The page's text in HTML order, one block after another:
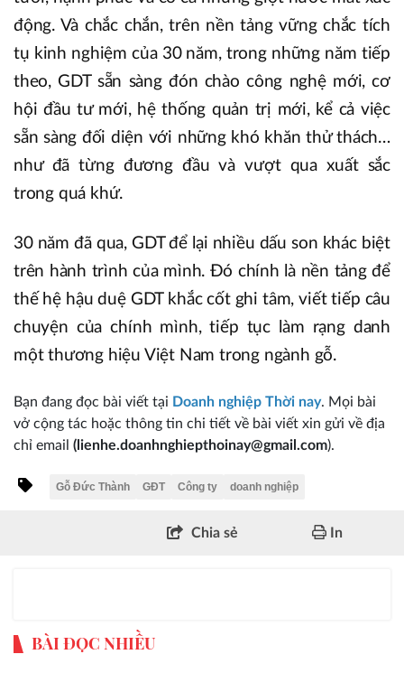
động. Và chắc chắn, trên nền tảng vững chắc tích
tụ kinh nghiệm của 30 năm, trong những năm tiếp
theo, GDT sẵn sàng đón chào công nghệ mới, cơ
hội đầu tư mới, hệ thống quản trị mới, kể cả việc
sẵn sàng đối diện với những khó khăn thử thách…
như đã từng đương đầu và vượt qua xuất sắc
trong quá khứ.
30 năm đã qua, GDT để lại nhiều dấu son khác biệt
trên hành trình của mình. Đó chính là nền tảng để
thế hệ hậu duệ GDT khắc cốt ghi tâm, viết tiếp câu
chuyện của chính mình, tiếp tục làm rạng danh
một thương hiệu Việt Nam trong ngành gỗ.
Bạn đang đọc bài viết tại Doanh nghiệp Thời nay. Mọi bài
vở cộng tác hoặc thông tin chi tiết về bài viết xin gửi về địa
chỉ email (lienhe.doanhnghiepthoinay@gmail.com).
Gỗ Đức Thành GĐT Công ty doanh nghiệp
Chia sẻ In
BÀI ĐỌC NHIỀU